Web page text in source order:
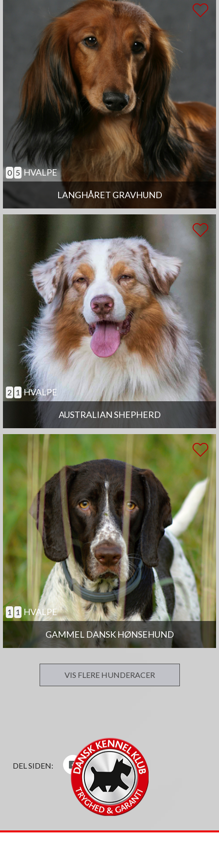
LANGHÅRET GRAVHUND
0 5 HVALPE
AUSTRALIAN SHEPHERD
2 1 HVALPE
GAMMEL DANSK HØNSEHUND
1 1 HVALPE
VIS FLERE HUNDERACER
DEL SIDEN: